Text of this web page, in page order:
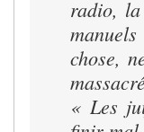
radio,
chose,
« Les